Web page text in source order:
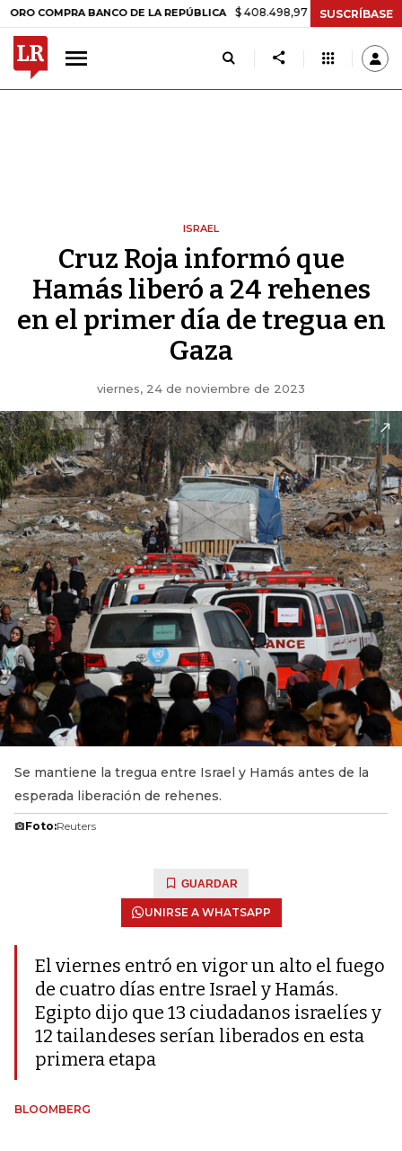
BANCO DE LA REPÚBLICA $ 408.498,97 +$ 8.753,81 +2,19%
SUSCRÍBASE
ISRAEL
Cruz Roja informó que
Hamás liberó a 24 rehenes
en el primer día de tregua en
Gaza
viernes, 24 de noviembre de 2023
Se mantiene la tregua entre Israel y Hamás antes de la
esperada liberación de rehenes.
Foto:Reuters
GUARDAR
UNIRSE A WHATSAPP
El viernes entró en vigor un alto el fuego
de cuatro días entre Israel y Hamás.
Egipto dijo que 13 ciudadanos israelíes y
12 tailandeses serían liberados en esta
primera etapa
BLOOMBERG